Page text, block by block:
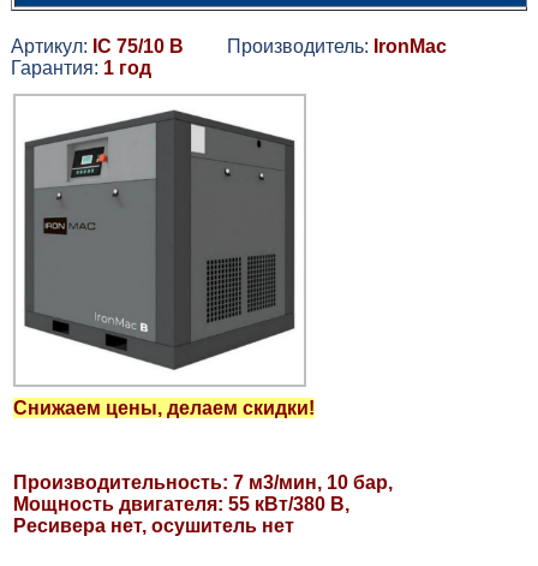
Артикул: IC 75/10 B Производитель: IronMac
Гарантия: 1 год
Снижаем цены, делаем скидки!
Производительность: 7 м3/мин, 10 бар,
Мощность двигателя: 55 кВт/380 В,
Ресивера нет, осушитель нет